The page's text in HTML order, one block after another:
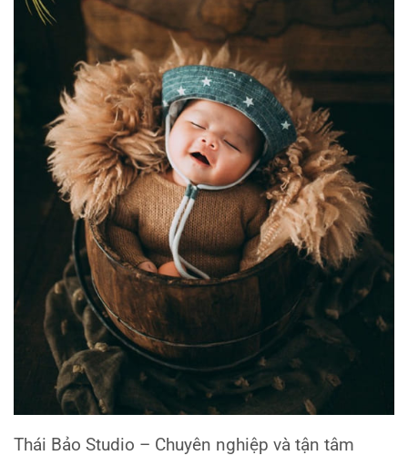
Thái Bảo Studio – Chuyên nghiệp và tận tâm